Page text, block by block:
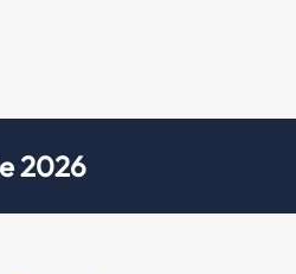
2026